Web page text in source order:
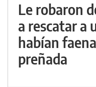
Le robaron
a rescatar a
habían
preñada